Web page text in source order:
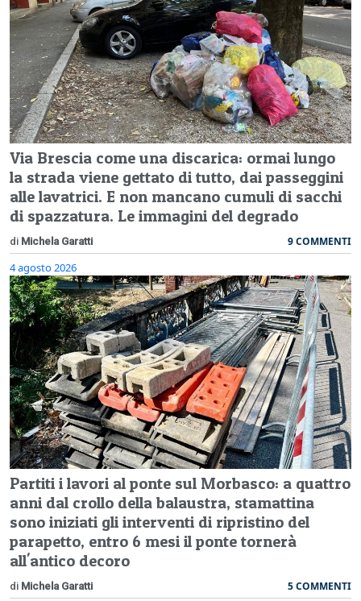
Via Brescia come una discarica: ormai lungo
la strada viene gettato di tutto, dai passeggini
alle lavatrici. E non mancano cumuli di sacchi
di spazzatura. Le immagini del degrado
di Michela Garatti 9 COMMENTI
4 agosto 2026
Partiti i lavori al ponte sul Morbasco: a quattro
anni dal crollo della balaustra, stamattina
sono iniziati gli interventi di ripristino del
parapetto, entro 6 mesi il ponte tornerà
all'antico decoro
di Michela Garatti 5 COMMENTI